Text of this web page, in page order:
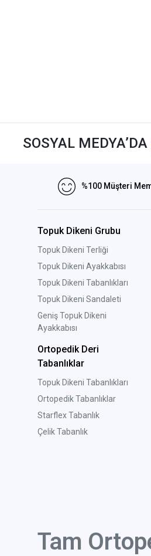
SOSYAL MEDYA’DA
%100 Müşteri
Topuk Dikeni Grubu
Topuk Dikeni Terliği
Topuk Dikeni Ayakkabısı
Topuk Dikeni Tabanlıkları
Topuk Dikeni Sandaleti
Geniş Topuk Dikeni
Ayakkabısı
Ortopedik Deri
Tabanlıklar
Topuk Dikeni Tabanlıkları
Ortopedik Tabanlıklar
Starflex Tabanlık
Çelik Tabanlık
Tam